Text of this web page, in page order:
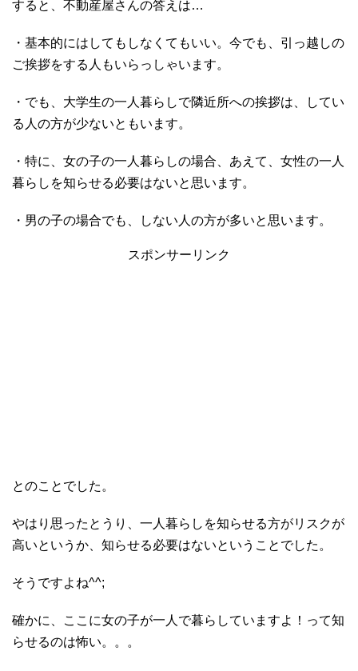
すると、不動産屋さんの答えは…
・基本的にはしてもしなくてもいい。今でも、引っ越しの
ご挨拶をする人もいらっしゃいます。
・でも、大学生の一人暮らしで隣近所への挨拶は、してい
る人の方が少ないともいます。
・特に、女の子の一人暮らしの場合、あえて、女性の一人
暮らしを知らせる必要はないと思います。
・男の子の場合でも、しない人の方が多いと思います。
スポンサーリンク
とのことでした。
やはり思ったとうり、一人暮らしを知らせる方がリスクが
高いというか、知らせる必要はないということでした。
そうですよね^^;
確かに、ここに女の子が一人で暮らしていますよ！って知
らせるのは怖い。。。